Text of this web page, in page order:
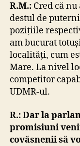
R.M.: Cred că
destul de
pozițiile
am bucurat
localități, cum
Mare. La nivel
competitor
UDMR-ul.
R.:Dar la
promisiuni
covăsnenii să